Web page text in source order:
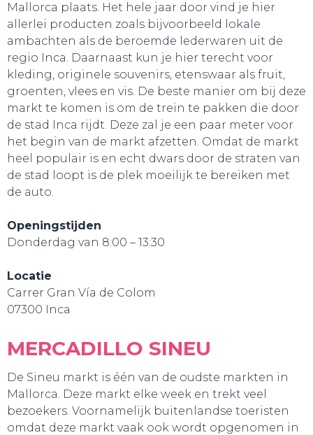
SNUIF CULTUUR!
Mallorca plaats. Het hele jaar door vind je hier
allerlei producten zoals bijvoorbeeld lokale
ambachten als de beroemde lederwaren uit de
regio Inca. Daarnaast kun je hier terecht voor
kleding, originele souvenirs, etenswaar als fruit,
groenten, vlees en vis. De beste manier om bij deze
markt te komen is om de trein te pakken die door
de stad Inca rijdt. Deze zal je een paar meter voor
het begin van de markt afzetten. Omdat de markt
heel populair is en echt dwars door de straten van
de stad loopt is de plek moeilijk te bereiken met
de auto.
Openingstijden
Donderdag van 8:00 – 13:30
Locatie
Carrer Gran Vía de Colom
07300 Inca
MERCADILLO SINEU
De Sineu markt is één van de oudste markten in
Mallorca. Deze markt elke week en trekt veel
bezoekers. Voornamelijk buitenlandse toeristen
omdat deze markt vaak ook wordt opgenomen in